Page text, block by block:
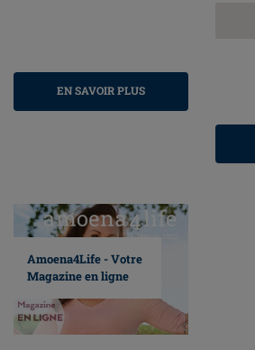
EN SAVOIR PLUS
Amoena4Life - Votre
Magazine en ligne